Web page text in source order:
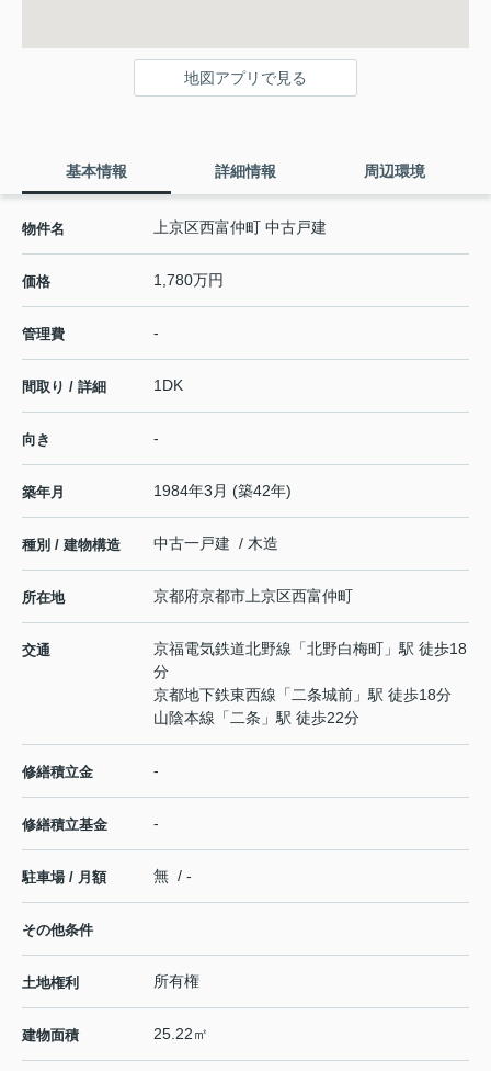
地図アプリで見る
基本情報 詳細情報 周辺環境
物件名 上京区西富仲町 中古戸建
価格 1,780万円
管理費 -
間取り / 詳細 1DK
向き -
築年月 1984年3月 (築42年)
種別 / 建物構造 中古一戸建 / 木造
所在地 京都府京都市上京区西富仲町
交通 京福電気鉄道北野線 「北野白梅町 」駅 徒歩18
分
京都地下鉄東西線 「 二条城前 」駅 徒歩18分
山陰本線 「 二条 」駅 徒歩22分
修繕積立金 -
修繕積立基金 -
駐車場 / 月額 無 / -
その他条件
土地権利 所有権
建物面積 25.22㎡